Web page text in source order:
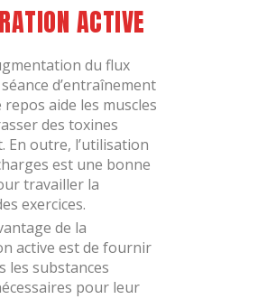
ACTIVE
du flux
d’entraînement
repos aide les muscles
des toxines
En outre, l’utilisation
est une bonne
travailler la
exercices.
de la
active est de fournir
les substances
pour leur